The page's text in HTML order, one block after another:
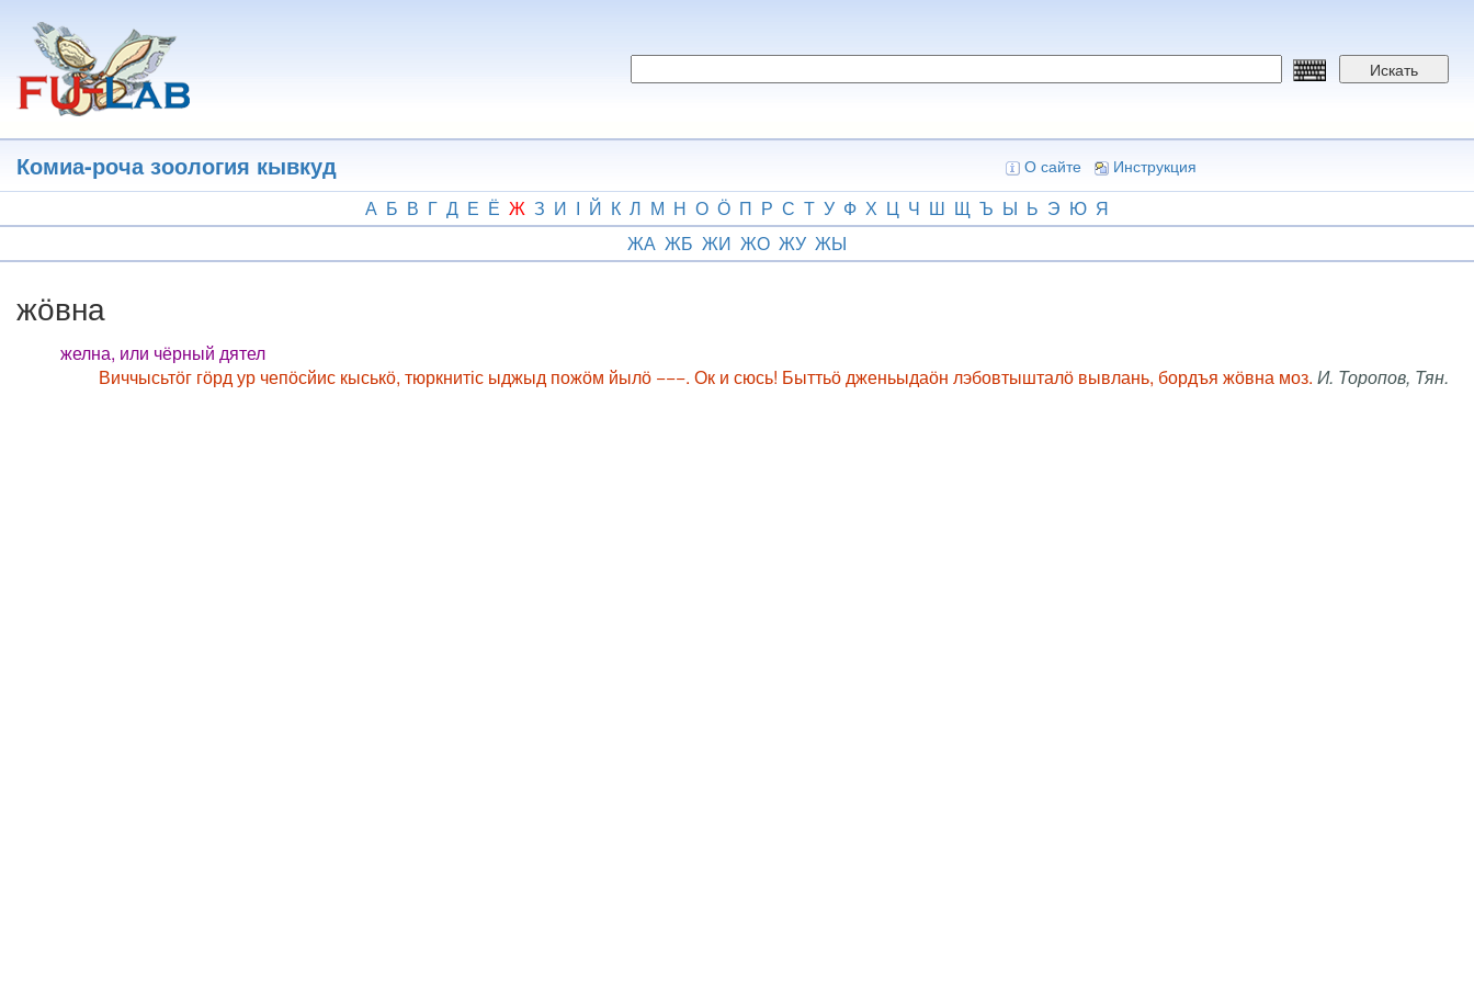
основному
содержанию
Искать
Комиа-роча зоология кывкуд О сайте Инструкция
А Б В Г Д Е Ё Ж З И І Й К Л М Н О Ӧ П Р С Т У Ф Х Ц Ч Ш Щ Ъ Ы Ь Э Ю Я
ЖА ЖБ ЖИ ЖО ЖУ ЖЫ
жӧвна
желна, или чёрный дятел
Виччысьтӧг гӧрд ур чепӧсйис кыськӧ, тюркнитіс ыджыд пожӧм йылӧ −−−. Ок и сюсь! Быттьӧ дженьыдаӧн лэбовтышталӧ вывлань, бордъя жӧвна моз. И. Торопов, Тян.